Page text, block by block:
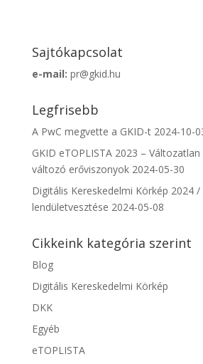
Sajtókapcsolat
e-mail: pr@gkid.hu
Legfrisebb
A PwC megvette a GKID-t 2024-10-
GKID eTOPLISTA 2023 –
változó erőviszonyok 2024-05-30
Digitális Kereskedelmi Körkép 2024 /
lendületvesztése 2024-05-08
Cikkeink kategória szerint
Blog
Digitális Kereskedelmi Körkép
DKK
Egyéb
eTOPLISTA